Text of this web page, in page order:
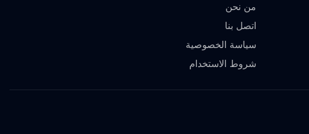
من نحن
اتصل بنا
سياسة الخصوصية
شروط الاستخدام